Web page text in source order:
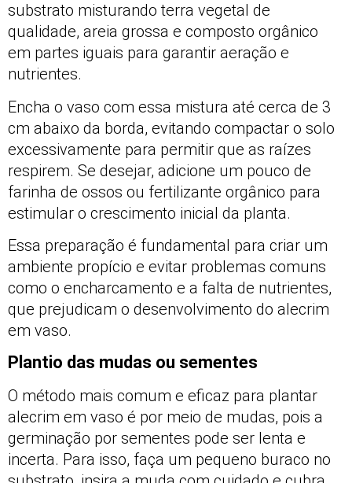
substrato misturando terra vegetal de
qualidade, areia grossa e composto orgânico
em partes iguais para garantir aeração e
nutrientes.
Encha o vaso com essa mistura até cerca de 3
cm abaixo da borda, evitando compactar o solo
excessivamente para permitir que as raízes
respirem. Se desejar, adicione um pouco de
farinha de ossos ou fertilizante orgânico para
estimular o crescimento inicial da planta.
Essa preparação é fundamental para criar um
ambiente propício e evitar problemas comuns
como o encharcamento e a falta de nutrientes,
que prejudicam o desenvolvimento do alecrim
em vaso.
Plantio das mudas ou sementes
O método mais comum e eficaz para plantar
alecrim em vaso é por meio de mudas, pois a
germinação por sementes pode ser lenta e
incerta. Para isso, faça um pequeno buraco no